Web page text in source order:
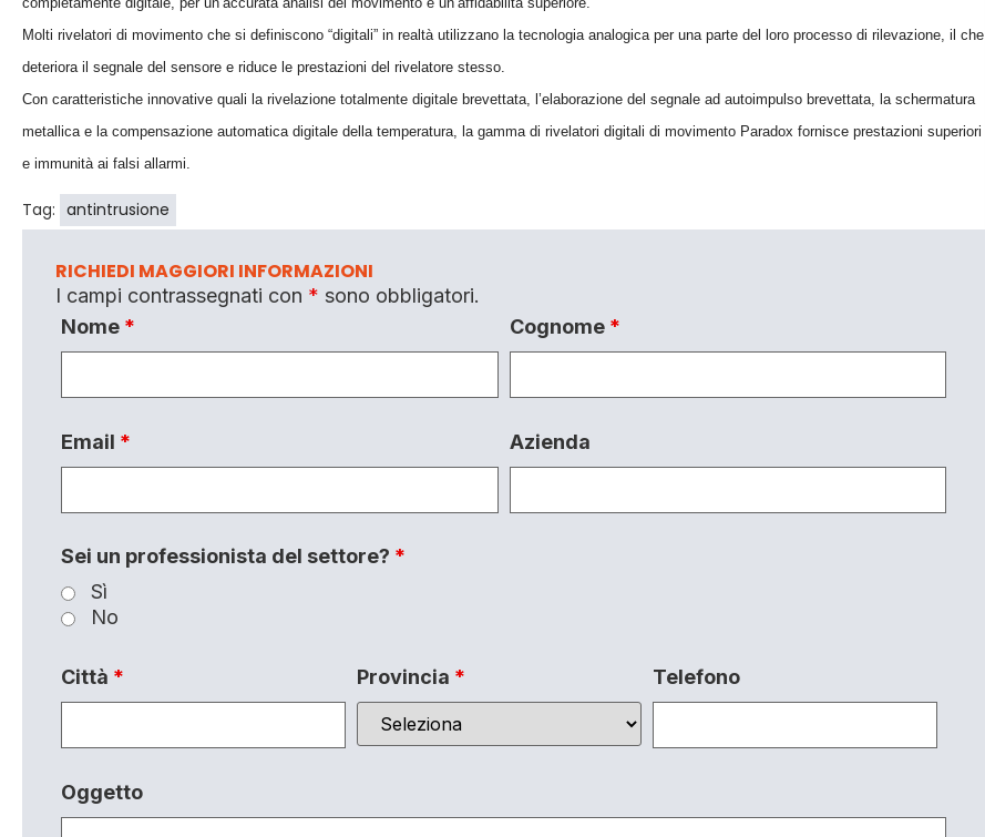
Molti rivelatori di movimento che si definiscono “digitali” in realtà utilizzano la tecnologia analogica per una parte del loro processo di rilevazione, il che
deteriora il segnale del sensore e riduce le prestazioni del rivelatore stesso.
Con caratteristiche innovative quali la rivelazione totalmente digitale brevettata, l’elaborazione del segnale ad autoimpulso brevettata, la schermatura
metallica e la compensazione automatica digitale della temperatura, la gamma di rivelatori digitali di movimento Paradox fornisce prestazioni superiori
e immunità ai falsi allarmi.
Tag: antintrusione
RICHIEDI MAGGIORI INFORMAZIONI
I campi contrassegnati con * sono obbligatori.
Nome * Cognome *
Email * Azienda
Sei un professionista del settore? *
Sì
No
Città * Provincia * Telefono
Oggetto